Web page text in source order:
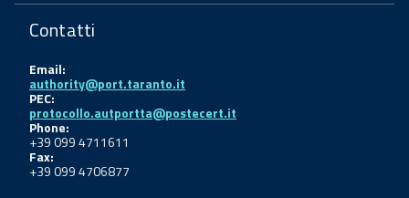
Contatti
Email:
authority@port.taranto.it
PEC:
protocollo.autportta@postecert.it
Phone:
+39 099 4711611
Fax:
+39 099 4706877